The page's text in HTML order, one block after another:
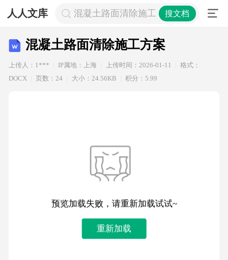
人人文库 混凝土路面清除施工方案搜文档
混凝土路面清除施工方案
上传人：1*** IP属地：上海 上传时间：2026-01-11
格式：
DOCX
页数：24 大小：24.56KB 积分：5.99
预览加载失败，请重新加载试试~
重新加载